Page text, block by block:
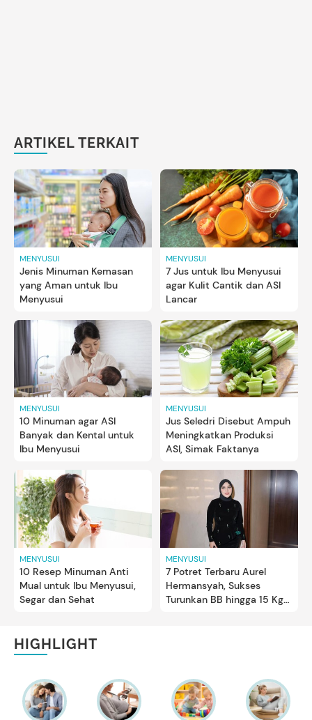
ARTIKEL TERKAIT
MENYUSUI
Jenis Minuman Kemasan
yang Aman untuk Ibu
Menyusui
MENYUSUI
7 Jus untuk Ibu Menyusui
agar Kulit Cantik dan ASI
Lancar
MENYUSUI
10 Minuman agar ASI
Banyak dan Kental untuk
Ibu Menyusui
MENYUSUI
Jus Seledri Disebut Ampuh
Meningkatkan Produksi
ASI, Simak Faktanya
MENYUSUI
10 Resep Minuman Anti
Mual untuk Ibu Menyusui,
Segar dan Sehat
MENYUSUI
7 Potret Terbaru Aurel
Hermansyah, Sukses
Turunkan BB hingga 15 Kg
HIGHLIGHT